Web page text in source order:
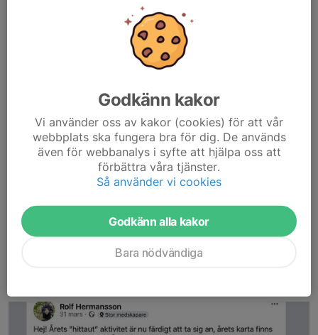
Byggnation gym delvis klart
0 kommentarer
Hej alla medlemmar.
Nu kan ni träna på övre plan igen, det ska till lite mer
förändringar, men det går bra att använda de träningsmaskiner
Läs mer
Godkänn kakor
Vi använder oss av kakor (cookies) för att vår
webbplats ska fungera bra för dig. De används
även för webbanalys i syfte att hjälpa oss att
förbättra våra tjänster.
Så använder vi cookies
Godkänn alla kakor
Bara nödvändiga